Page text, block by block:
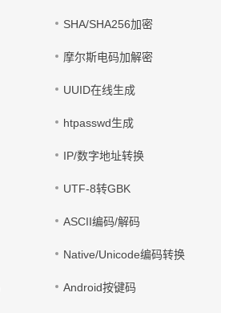
SHA/SHA256加密
摩尔斯电码加解密
UUID在线生成
htpasswd生成
IP/数字地址转换
UTF-8转GBK
ASCII编码/解码
Native/Unicode编码转换
Android按键码